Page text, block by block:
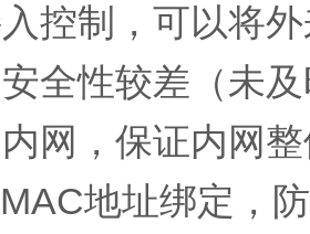
控制，可以将
全性较差（未
网，保证内网
地址绑定，